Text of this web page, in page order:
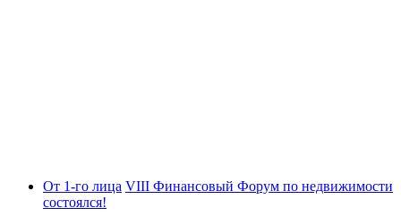
От 1-го лица VIII Финансовый Форум по недвижимости
состоялся!